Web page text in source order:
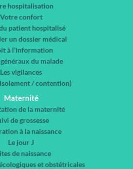
hospitalisation
Votre confort
patient hospitalisé
un dossier médical
à l’information
du malade
Les vigilances
/ contention)
Maternité
de la maternité
de grossesse
à la naissance
Le jour J
de naissance
et obstétricales